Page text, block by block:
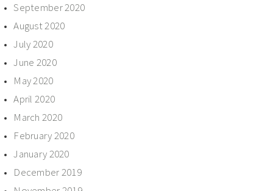
September 2020
August 2020
July 2020
June 2020
May 2020
April 2020
March 2020
February 2020
January 2020
December 2019